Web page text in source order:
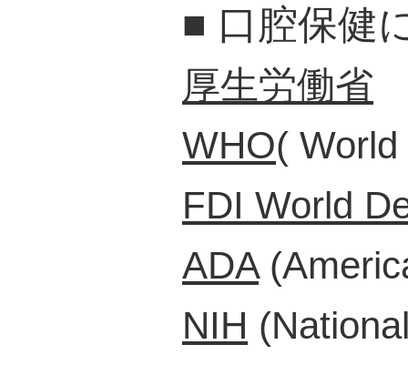
■ 口腔保健
厚生労働省
WHO(
FDI World
ADA
NIH